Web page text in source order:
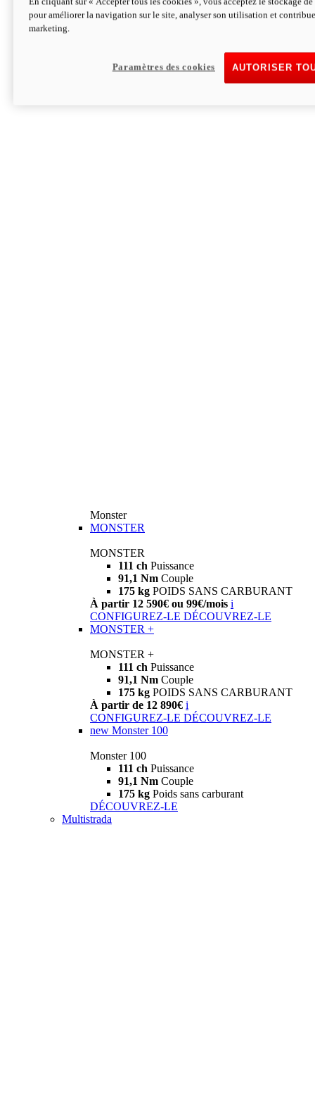
Hypermotard V2 SP 100
Découvrez-le
Monster
MONSTER
MONSTER
111 ch Puissance
91,1 Nm Couple
175 kg POIDS SANS CARBURANT
À partir 12 590€ ou 99€/mois i
CONFIGUREZ-LE DÉCOUVREZ-LE
MONSTER +
MONSTER +
111 ch Puissance
91,1 Nm Couple
175 kg POIDS SANS CARBURANT
À partir de 12 890€ i
CONFIGUREZ-LE DÉCOUVREZ-LE
new Monster 100
Monster 100
111 ch Puissance
91,1 Nm Couple
175 kg Poids sans carburant
DÉCOUVREZ-LE
Multistrada
pour améliorer la navigation sur le site, analyser son utilisation et
marketing.
AUTORISER
Paramètres des cookies